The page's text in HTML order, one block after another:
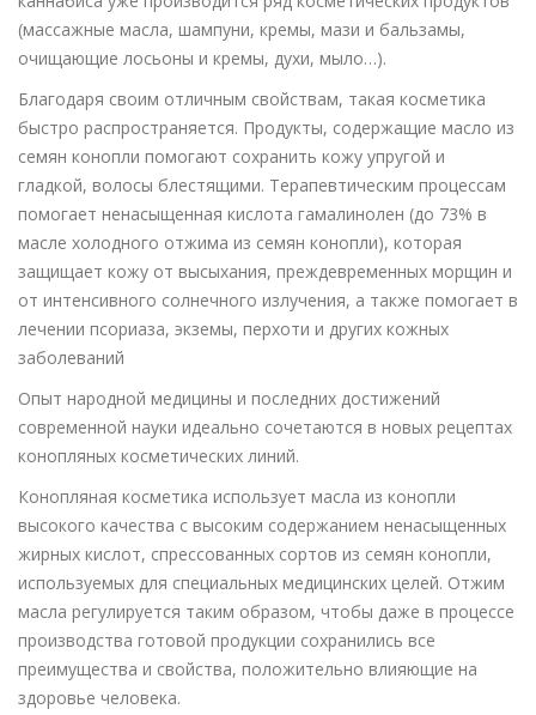
(массажные масла, шампуни, кремы, мази и бальзамы,
очищающие лосьоны и кремы, духи, мыло…).
Благодаря своим отличным свойствам, такая косметика
быстро распространяется. Продукты, содержащие масло из
семян конопли помогают сохранить кожу упругой и
гладкой, волосы блестящими. Терапевтическим процессам
помогает ненасыщенная кислота гамалинолен (до 73% в
масле холодного отжима из семян конопли), которая
защищает кожу от высыхания, преждевременных морщин и
от интенсивного солнечного излучения, а также помогает в
лечении псориаза, экземы, перхоти и других кожных
заболеваний
Опыт народной медицины и последних достижений
современной науки идеально сочетаются в новых рецептах
конопляных косметических линий.
Конопляная косметика использует масла из конопли
высокого качества с высоким содержанием ненасыщенных
жирных кислот, спрессованных сортов из семян конопли,
используемых для специальных медицинских целей. Отжим
масла регулируется таким образом, чтобы даже в процессе
производства готовой продукции сохранились все
преимущества и свойства, положительно влияющие на
здоровье человека.